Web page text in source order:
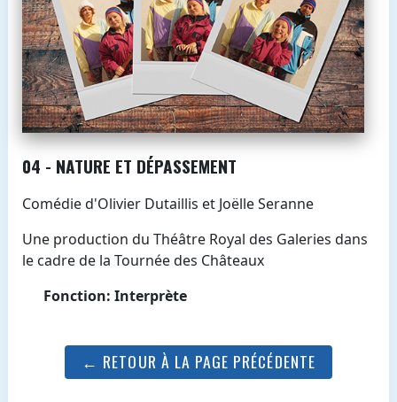
04 - NATURE ET DÉPASSEMENT
Comédie d'Olivier Dutaillis et Joëlle Seranne
Une production du Théâtre Royal des Galeries dans
le cadre de la Tournée des Châteaux
Fonction: Interprète
← RETOUR À LA PAGE PRÉCÉDENTE